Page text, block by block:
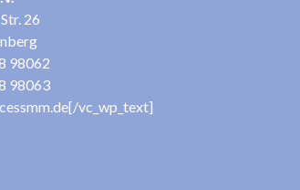
26
98062
98063
vc_wp_text]